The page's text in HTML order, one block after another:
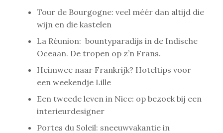
Tour de Bourgogne: veel méér dan altijd die
wijn en die kastelen
La Réunion: bountyparadijs in de Indische
Oceaan. De tropen op z’n Frans.
Heimwee naar Frankrijk? Hoteltips voor
een weekendje Lille
Een tweede leven in Nice: op bezoek bij een
interieurdesigner
Portes du Soleil: sneeuwvakantie in